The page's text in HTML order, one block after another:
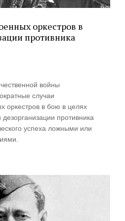
оркестров в
противника
войны
случаи
оркестров в бою в целях
противника
успеха ложными или